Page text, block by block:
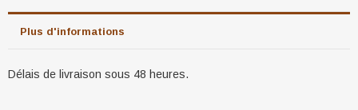
Plus d'informations
Délais de livraison sous 48 heures.